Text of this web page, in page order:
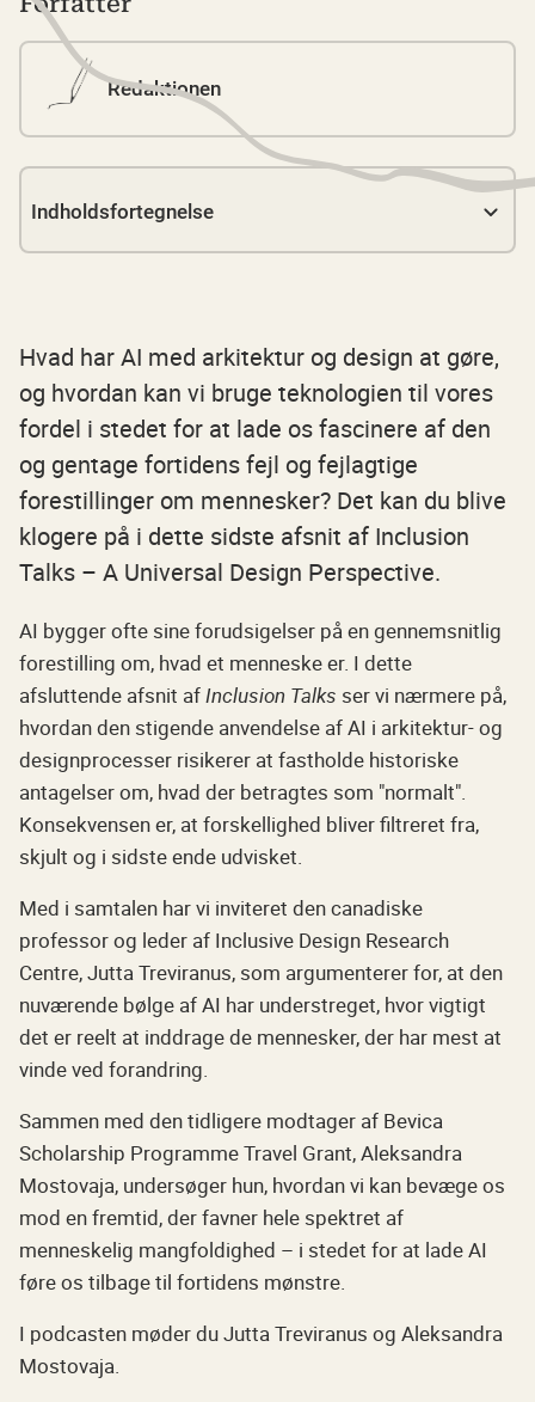
Redaktionen
Indholdsfortegnelse
Hvad har AI med arkitektur og design at gøre,
og hvordan kan vi bruge teknologien til vores
fordel i stedet for at lade os fascinere af den
og gentage fortidens fejl og fejlagtige
forestillinger om mennesker? Det kan du blive
klogere på i dette sidste afsnit af Inclusion
Talks – A Universal Design Perspective.
AI bygger ofte sine forudsigelser på en gennemsnitlig
forestilling om, hvad et menneske er. I dette
afsluttende afsnit afInclusion Talks ser vi nærmere på,
hvordan den stigende anvendelse af AI i arkitektur- og
designprocesser risikerer at fastholde historiske
antagelser om, hvad der betragtes som "normalt".
Konsekvensen er, at forskellighed bliver filtreret fra,
skjult og i sidste ende udvisket.
Med i samtalen har vi inviteret den canadiske
professor og leder af Inclusive Design Research
Centre, Jutta Treviranus, som argumenterer for, at den
nuværende bølge af AI har understreget, hvor vigtigt
det er reelt at inddrage de mennesker, der har mest at
vinde ved forandring.
Sammen med den tidligere modtager af Bevica
Scholarship Programme Travel Grant, Aleksandra
Mostovaja, undersøger hun, hvordan vi kan bevæge os
mod en fremtid, der favner hele spektret af
menneskelig mangfoldighed – i stedet for at lade AI
føre os tilbage til fortidens mønstre.
I podcasten møder du Jutta Treviranus og Aleksandra
Mostovaja.